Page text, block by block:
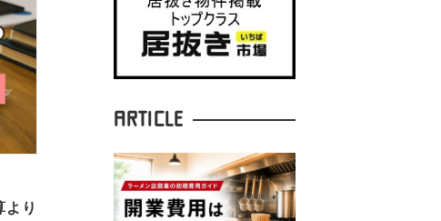
り
ARTICLE